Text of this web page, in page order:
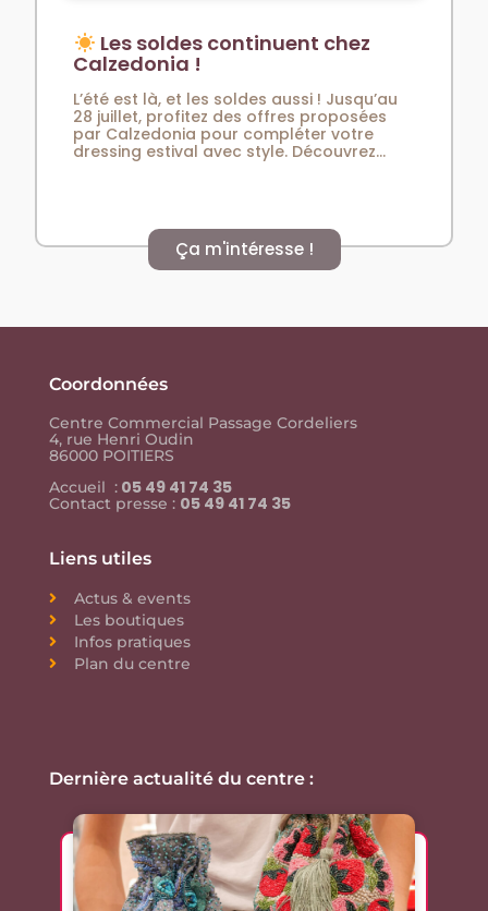
Les soldes continuent chez
Calzedonia !
L’été est là, et les soldes aussi ! Jusqu’au
28 juillet, profitez des offres proposées
par Calzedonia pour compléter votre
dressing estival avec style. Découvrez...
Ça m'intéresse !
Coordonnées
Centre Commercial Passage Cordeliers
4, rue Henri Oudin
86000 POITIERS
Accueil : 05 49 41 74 35
Contact presse : 05 49 41 74 35
Liens utiles
Actus & events
Les boutiques
Infos pratiques
Plan du centre
Dernière actualité du centre :